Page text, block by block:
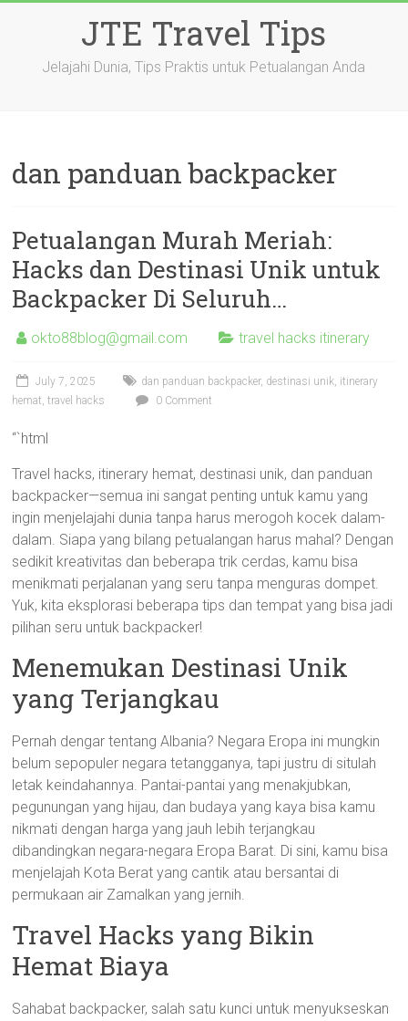
JTE Travel Tips
Jelajahi Dunia, Tips Praktis untuk Petualangan Anda
dan panduan backpacker
Petualangan Murah Meriah:
Hacks dan Destinasi Unik untuk
Backpacker Di Seluruh…
okto88blog@gmail.com travel hacks itinerary
July 7, 2025 dan panduan backpacker, destinasi unik, itinerary
hemat,travel hacks 0 Comment
“`html
Travel hacks, itinerary hemat, destinasi unik, dan panduan
backpacker—semua ini sangat penting untuk kamu yang
ingin menjelajahi dunia tanpa harus merogoh kocek dalam-
dalam. Siapa yang bilang petualangan harus mahal? Dengan
sedikit kreativitas dan beberapa trik cerdas, kamu bisa
menikmati perjalanan yang seru tanpa menguras dompet.
Yuk, kita eksplorasi beberapa tips dan tempat yang bisa jadi
pilihan seru untuk backpacker!
Menemukan Destinasi Unik
yang Terjangkau
Pernah dengar tentang Albania? Negara Eropa ini mungkin
belum sepopuler negara tetangganya, tapi justru di situlah
letak keindahannya. Pantai-pantai yang menakjubkan,
pegunungan yang hijau, dan budaya yang kaya bisa kamu
nikmati dengan harga yang jauh lebih terjangkau
dibandingkan negara-negara Eropa Barat. Di sini, kamu bisa
menjelajah Kota Berat yang cantik atau bersantai di
permukaan air Zamalkan yang jernih.
Travel Hacks yang Bikin
Hemat Biaya
Sahabat backpacker, salah satu kunci untuk menyukseskan